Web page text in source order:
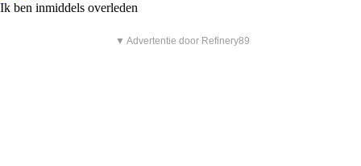
Ik ben inmiddels overleden
▼ Advertentie door Refinery89